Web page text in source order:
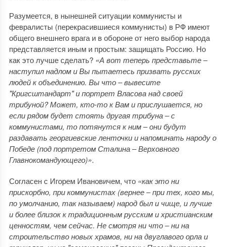
Разумеется, в нынешней ситуации коммунисты и
февралисты (перекрасившиеся коммунисты) в РФ имеют
общего внешнего врага и в обороне от него выбор народа
представляется иным и простым: защищать Россию. Но
как это лучше сделать? «А вот теперь представьте ‒
наступил надлом и Вы пытаетесь призвать русских
людей к объединению. Вы что ‒ вывесите
"Кригсштандарт" и портрет Власова над своей
трибуной? Может, кто-то к Вам и прислушается, но
если рядом будет стоять другая трибуна ‒ с
коммунистами, то потянутся к ним ‒ они будут
раздавать георгиевские ленточки и напоминать народу о
Победе (под портретом Сталина ‒ Верховного
Главнокомандующего)».
Согласен с Игорем Ивановичем, что «как это ни
прискорбно, при коммунистах (вернее ‒ при тех, кого мы,
по умолчанию, так называем) народ был и чище, и лучше
и более близок к традиционным русским и христианским
ценностям, чем сейчас. Не смотря ни что ‒ ни на
строительство новых храмов, ни на двуглавого орла и